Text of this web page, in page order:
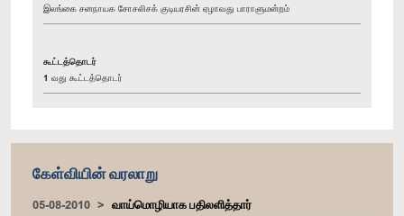
இலங்கை சனநாயக சோசலிசக் குடியரசின் ஏழாவது பாராளுமன்றம்
கூட்டத்தொடர்
1 வது கூட்டத்தொடர்
கேள்வியின் வரலாறு
05-08-2010
வாய்மொழியாக பதிலளித்தார்